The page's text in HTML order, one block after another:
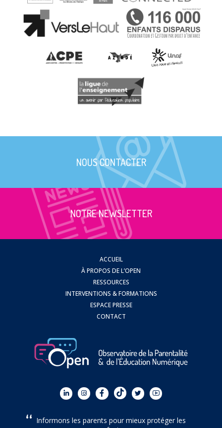
NOUS CONTACTER
NOTRE NEWSLETTER
ACCUEIL
À PROPOS DE L’OPEN
RESSOURCES
INTERVENTIONS & FORMATIONS
ESPACE PRESSE
CONTACT
Informons les parents pour mieux protéger les